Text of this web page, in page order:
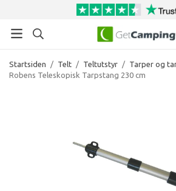
Startsiden / Telt / Teltutstyr / Tarper og
Robens Teleskopisk Tarpstang 230 cm